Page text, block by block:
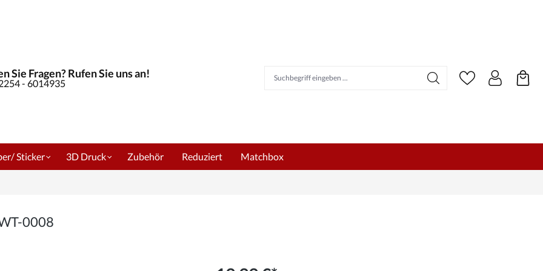
Sie Fragen? Rufen Sie uns an!
- 6014935
Sticker 3D Druck Zubehör Reduziert Matchbox
0008